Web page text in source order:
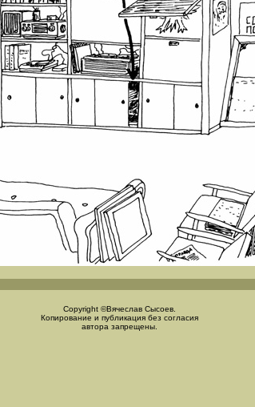
Copyright ©Вячеслав Сысоев.
Копирование и публикация без согласия
автора запрещены.